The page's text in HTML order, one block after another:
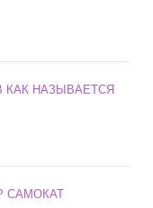
КАК НАЗЫВАЕТСЯ
САМОКАТ